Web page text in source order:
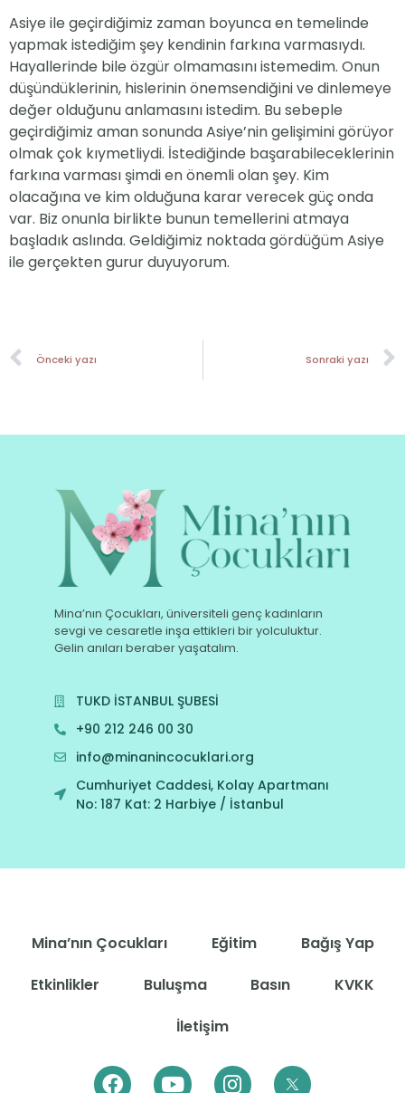
Asiye ile geçirdiğimiz zaman boyunca en temelinde
yapmak istediğim şey kendinin farkına varmasıydı.
Hayallerinde bile özgür olmamasını istemedim. Onun
düşündüklerinin, hislerinin önemsendiğini ve dinlemeye
değer olduğunu anlamasını istedim. Bu sebeple
geçirdiğimiz aman sonunda Asiye’nin gelişimini görüyor
olmak çok kıymetliydi. İstediğinde başarabileceklerinin
farkına varması şimdi en önemli olan şey. Kim
olacağına ve kim olduğuna karar verecek güç onda
var. Biz onunla birlikte bunun temellerini atmaya
başladık aslında. Geldiğimiz noktada gördüğüm Asiye
ile gerçekten gurur duyuyorum.
Önceki yazı Sonraki yazı
Mina’nın Çocukları, üniversiteli genç kadınların
sevgi ve cesaretle inşa ettikleri bir yolculuktur.
Gelin anıları beraber yaşatalım.
TUKD İSTANBUL ŞUBESİ
+90 212 246 00 30
info@minanincocuklari.org
Cumhuriyet Caddesi, Kolay Apartmanı
No: 187 Kat: 2 Harbiye / İstanbul
Mina’nın Çocukları Eğitim
Bağış Yap
Etkinlikler
Buluşma Basın
KVKK
İletişim